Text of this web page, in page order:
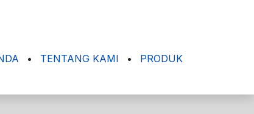
• TENTANG KAMI • PRODUK